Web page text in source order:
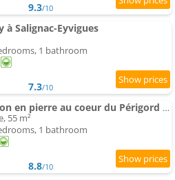
9.3/10
à Salignac-Eyvigues
1 bathroom
7.3/10
petite maison en pierre au coeur du Périgord noir
55 m²
1 bathroom
8.8/10